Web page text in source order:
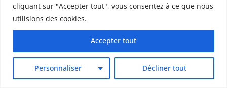
cliquant sur "Accepter tout", vous consentez à ce que nous
utilisions des cookies.
Personnaliser Décliner tout
Accepter tout
Droit
Droit de la consommation
Droit de la santé
Droit du travail